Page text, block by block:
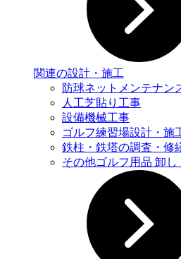
関連の設計・施工
防球ネットメンテナン
人工芝貼り工事
設備機械工事
ゴルフ練習場設計・施
鉄柱・鉄塔の調査・修
その他ゴルフ用品 卸し